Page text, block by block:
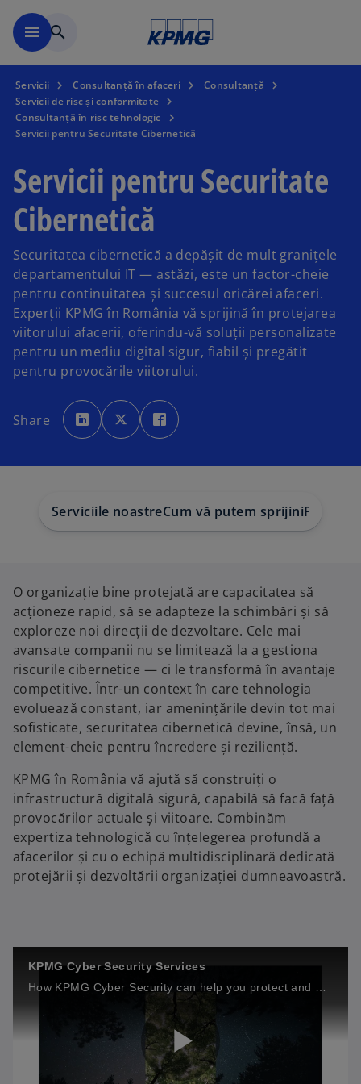
menu search
Servicii Consultanță în afaceri
Consultanță
Servicii de risc și conformitate
Consultanță în risc tehnologic
Servicii pentru Securitate Cibernetică
Servicii pentru Securitate
Cibernetică
Securitatea cibernetică a depășit de mult granițele
departamentului IT — astăzi, este un factor-cheie
pentru continuitatea și succesul oricărei afaceri.
Experții KPMG în România vă sprijină în protejarea
viitorului afacerii, oferindu-vă soluții personalizate
pentru un mediu digital sigur, fiabil și pregătit
pentru provocările viitorului.
Share
o
p
e
n
t
a
b
o
p
e
n
t
a
b
p
e
t
a
b
Serviciile noastreCum vă putem sprijini
O organizație bine protejată are capacitatea să
acționeze rapid, să se adapteze la schimbări și să
exploreze noi direcții de dezvoltare. Cele mai
avansate companii nu se limitează la a gestiona
riscurile cibernetice — ci le transformă în avantaje
competitive. Într-un context în care tehnologia
evoluează constant, iar amenințările devin tot mai
sofisticate, securitatea cibernetică devine, însă, un
element-cheie pentru încredere și reziliență.
KPMG în România vă ajută să construiți o
infrastructură digitală sigură, capabilă să facă față
provocărilor actuale și viitoare. Combinăm
expertiza tehnologică cu înțelegerea profundă a
afacerilor și cu o echipă multidisciplinară dedicată
protejării și dezvoltării organizației dumneavoastră.
KPMG Cyber Security Services